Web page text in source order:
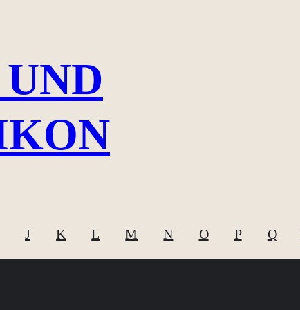
J K L M N O P Q